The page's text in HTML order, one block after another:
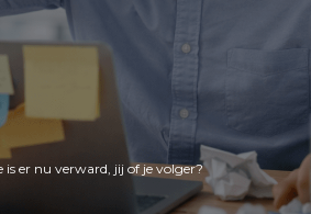
is er nu verward, jij of je volger?